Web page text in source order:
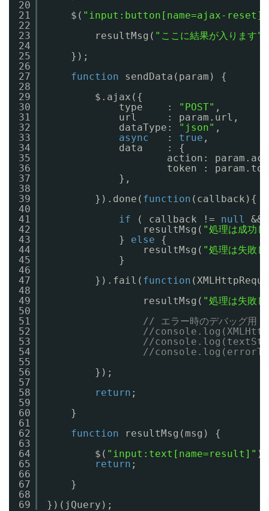
20
21
22
23
24
25
26
27
28
29
30
31
32
33
34
35
36
37
38
39
40
41
42
43
44
45
46
47
48
49
50
51
52
53
54
55
56
57
58
59
60
61
62
63
64
65
66
67
68
69
$( "input:button[name=ajax-reset]"
resultMsg( "ここに結果が入ります"
});
function
sendData(param) {
$.ajax({
type    :
"POST" ,
url     : param.url,
dataType:
"json" ,
async
: true ,
data    : {
action:
token :
},
}).done( function (callback){
if
( callback != null
resultMsg( "処理は成功
} else
{
resultMsg( "処理は失敗
}
}).fail( function
resultMsg( "処理は失敗
// エラー時のデバッグ用
//
//
//
});
return ;
}
function
resultMsg(msg) {
$( "input:text[name=result]"
return ;
}
})(jQuery);